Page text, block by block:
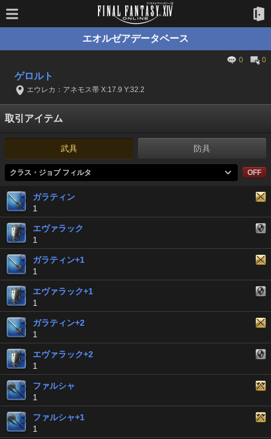
エオルゼアデータベース
0 0
ゲロルト
エウレカ：アネモス帯 X:17.9 Y:32.2
取引アイテム
武具 防具
クラス・ジョブ フィルタ OFF
ガラティン
1
エヴァラック
1
ガラティン+1
1
エヴァラック+1
1
ガラティン+2
1
エヴァラック+2
1
ファルシャ
1
ファルシャ+1
1